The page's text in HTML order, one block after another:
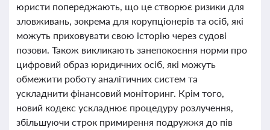
юристи попереджають, що це створює ризики для
зловживань, зокрема для корупціонерів та осіб, які
можуть приховувати свою історію через судові
позови. Також викликають занепокоєння норми про
цифровий образ юридичних осіб, які можуть
обмежити роботу аналітичних систем та
ускладнити фінансовий моніторинг. Крім того,
новий кодекс ускладнює процедуру розлучення,
збільшуючи строк примирення подружжя до пів